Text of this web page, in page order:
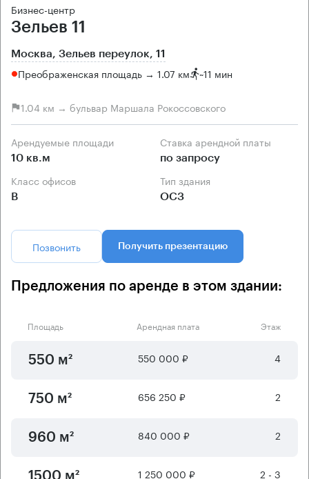
Бизнес-центр
Зельев 11
Москва, Зельев переулок, 11
Преображенская площадь → 1.07 км ~11 мин
1.04 км → бульвар Маршала Рокоссовского
Арендуемые площади
10 кв.м
Ставка арендной платы
по запросу
Класс офисов
B
Тип здания
ОСЗ
Позвонить Получить презентацию
Предложения по аренде в этом здании:
Площадь Арендная плата Этаж
550 м² 550 000 ₽ 4
750 м² 656 250 ₽ 2
960 м² 840 000 ₽ 2
1500 м² 1 250 000 ₽ 2 - 3